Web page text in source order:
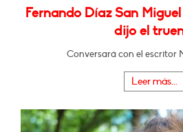
Fernando Díaz San
dijo el
Conversará con el escritor
Leer más...